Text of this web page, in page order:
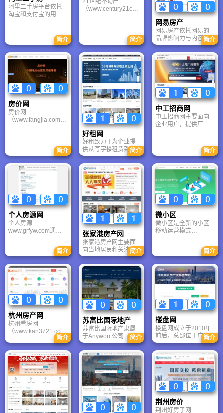
可靠、完善的房地产
经纪服务。
也覆盖部分中西部城
市（如武汉、西安
等）。
阿里二手房平台依托
淘宝和支付宝的用户
易和数字化服务体
验，平台承诺“真房
源、真价格、真图
片”，通过技术手段
（如AI验真、实地拍
摄）和合作中介审核
机制，减少虚假信
息。
简介
21世纪不动产
（www.century21cn.c
产服务体系。21世纪
不动产2000年进入中
国，经过十余年发
展，已成长为国内领
先的房地产综合服务
提供商，业务涵盖从
前端到末端完整的房
地产服务链条。21世
纪中国不动产（IFM投
资有限公司）（纽约
证交所股票交易代
码：CTC）于2010年
1月登陆美国纽约证券
交易所，标志着21世
纪中国不动产作为一
家公众公司，已经越
来越得到投资者的关
注和认可。
简介
网易房产
网易房产依托网易的
品牌影响力与内容生
产能力，提供新房、
二手房、租房、楼市
资讯、政策解读及区
域市场分析等服务，
网易房产平台以深度
内容、客观报道和媒
体视角为特色，在房
产信息平台中具有较
强的新闻属性和公信
力。
简介
房价网
房价网
（www.fangjia.com）
五个城市。我们通过
互联网、手机等平
台，凭借自主研发的
定向搜索及数据挖掘
专利技术，成为中国
大陆地区首家提供免
费房地产估价的专业
地产网站。提供实
时、真实、全面的房
源信息，拥有便捷、
快速、高效的智能信
息匹配技术，使消费
房源，同时为广大消
费者提供全面深入的
简介
好租网
好租致力于为企业提
供从写字楼租赁到覆
盖各类强相关服务领
域的整体解决方案，
旗下拥有好租和好租
商城两条业务线。其
中，好租
www.haozu.com主要
提供企业办公选址服
务，好租商城
mall.haozu.com则采
用“轻资产、零风险”的
新型服务模式，囊括
了工商注册、办公设
备租赁、绿植租赁、
装修等一站式采购服
简介
中工招商网
中工招商网主要面向
企业用户，提供厂房
商、产业园区推广及
工业用地（土地）交
易等服务。其核心定
位是企业选址与产业
落地的一站式服务平
台，而非面向个人住
宅或普通商业地产。
简介
个人房源网
个人房源
www.grfyw.com​​通常
指由业主不经过房产
中介或中间代理环节
直接对外发布的个人
出租房源或个人出售
房源,具有免中介费、
无差价等优点!个人房
源从咨询、看房、谈
判和签约、续签都可
以直接与房东沟通，
个人房源网​​省去了中
间环节，减少了很多
不必要的中间费用
简介
张家港房产网
张家港房产网主要面
向当地居民和关注张
家港楼市的购房者、
租房者、业主及房产
从业者。张家港房产
网以本地化、实用性
强、信息全面为特
点，是典型的县级市
区域性房产门户。
简介
微小区
微小区是全新的小区
移动运营模式
，物业企业无需付费
就可开通使用，快速
建立自己的小区移动
运营 平台。依托于微
信公众平台强大的用
户群体，简单设置即
可创建一个属于自己
公司的微信公众服务
号。小区可随时发布
公告、活动等信息，
业主可在手机上查看
小区更新信息，还可
在手机上进行报修 等
自助服务。
简介
杭州房产网
杭州看房网
（www.kan3721.com
）为杭州绿麦网络科
技有限公司创办,杭州
看房网是一个为商业
地产领域的投资者提
供一个信息交流，机
会发现，优质项目发
掘的开放式平台，主
要包括杭州商铺、杭
州写字楼、杭州住
宅、杭州别墅、公寓
简介
苏富比国际地产
苏富比国际地产隶属
于Anyword公司（前
身为 Realogy
Holdings），与世界
著名拍卖行
Sotheby's（苏富比）
拥有品牌授权合作关
系，主要服务对象：
高净值人群、企业
家、跨国高管、皇室
成员、明星等。
简介
楼盘网
楼盘网成立于2010年
前后，总部位于广东
东莞。其核心定位是
连接开发商、购房者
与房产经纪人的高效
交易服务平台，楼盘
网尤其在二三线城市
及部分重点地级市拥
有较强的市场渗透
力。楼盘网 = 新房信
息聚合器 + 区域化房
产导购平台，在特定
简介
荆州房价
荆州好房子网